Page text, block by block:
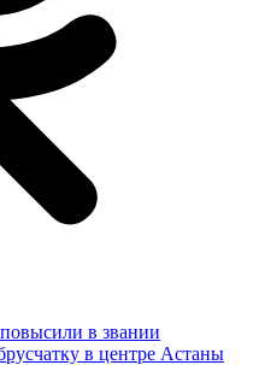
в звании
в центре Астаны